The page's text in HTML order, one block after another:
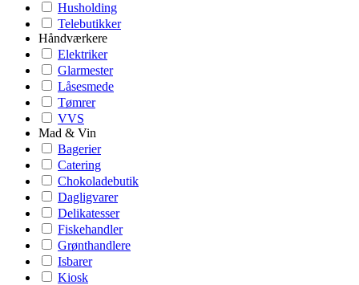
Husholding
Telebutikker
Håndværkere
Elektriker
Glarmester
Låsesmede
Tømrer
VVS
Mad & Vin
Bagerier
Catering
Chokoladebutik
Dagligvarer
Delikatesser
Fiskehandler
Grønthandlere
Isbarer
Kiosk